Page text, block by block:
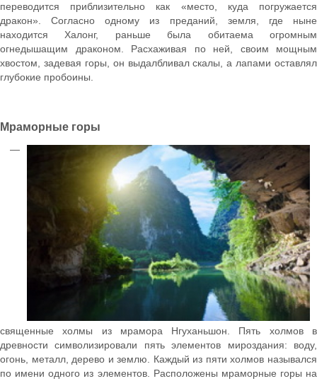
переводится приблизительно как «место, куда погружается
дракон». Согласно одному из преданий, земля, где ныне
находится Халонг, раньше была обитаема огромным
огнедышащим драконом. Расхаживая по ней, своим мощным
хвостом, задевая горы, он выдалбливал скалы, а лапами оставлял
глубокие пробоины.
Мраморные горы
—
священные холмы из мрамора Нгуханьшон. Пять холмов в
древности символизировали пять элементов мироздания: воду,
огонь, металл, дерево и землю. Каждый из пяти холмов назывался
по имени одного из элементов. Расположены мраморные горы на